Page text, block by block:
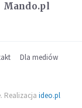
Mando.pl
Dla mediów
Realizacja ideo.pl